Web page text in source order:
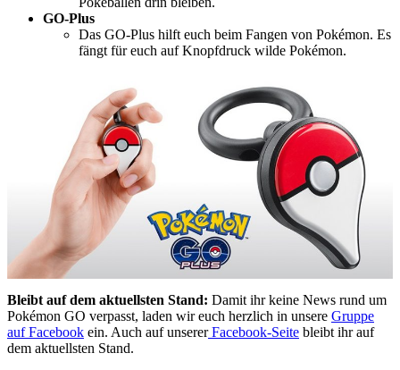
GO-Plus
Das GO-Plus hilft euch beim Fangen von Pokémon. Es
fängt für euch auf Knopfdruck wilde Pokémon.
Bleibt auf dem aktuellsten Stand: Damit ihr keine News rund um
Pokémon GO verpasst, laden wir euch herzlich in unsere Gruppe
auf Facebook ein. Auch auf unsererFacebook-Seite bleibt ihr auf
dem aktuellsten Stand.